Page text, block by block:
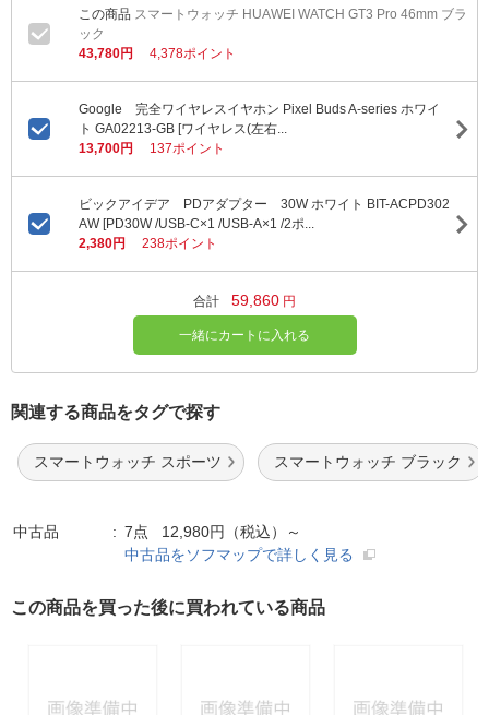
スマートウォッチ HUAWEI WATCH GT3 Pro 46mm ブラ
ック
43,780円
4,378ポイント
Google 完全ワイヤレスイヤホン Pixel Buds A-series ホワイ
ト GA02213-GB [ワイヤレス(左右...
13,700円
137ポイント
ビックアイデア PDアダプター 30W ホワイト BIT-ACPD302
AW [PD30W /USB-C×1 /USB-A×1 /2ポ...
2,380円
238ポイント
合計 59,860 円
一緒にカートに入れる
関連する商品をタグで探す
スマートウォッチ スポーツ スマートウォッチ ブラック
中古品
7点 12,980円（税込）～
中古品をソフマップで詳しく見る
この商品を買った後に買われている商品